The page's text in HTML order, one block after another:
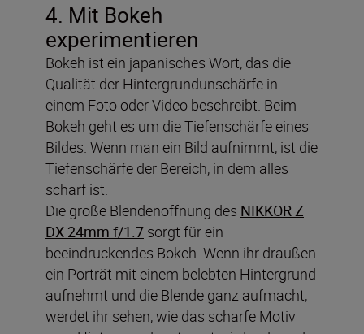
4. Mit Bokeh
experimentieren
Bokeh ist ein japanisches Wort, das die
Qualität der Hintergrundunschärfe in
einem Foto oder Video beschreibt. Beim
Bokeh geht es um die Tiefenschärfe eines
Bildes. Wenn man ein Bild aufnimmt, ist die
Tiefenschärfe der Bereich, in dem alles
scharf ist.
Die große Blendenöffnung des NIKKOR Z
DX 24mm f/1.7 sorgt für ein
beeindruckendes Bokeh. Wenn ihr draußen
ein Porträt mit einem belebten Hintergrund
aufnehmt und die Blende ganz aufmacht,
werdet ihr sehen, wie das scharfe Motiv